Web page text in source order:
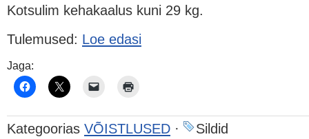
Kotsulim kehakaalus kuni 29 kg.
Tulemused: Loe edasi
Jaga:
Kategoorias VÕISTLUSED · Sildid